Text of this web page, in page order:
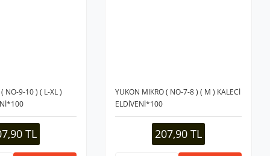
NO-9-10 ) ( L-XL )
TL
YUKON MIKRO ( NO-7-8 ) ( M ) KALECİ
ELDİVENİ*100
207,90 TL